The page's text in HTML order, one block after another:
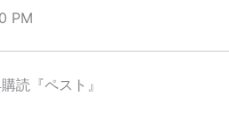
PM
読『ペスト』